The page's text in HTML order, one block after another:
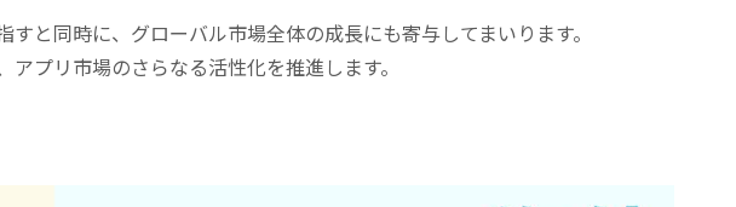
と同時に、グローバル市場全体の成長にも寄与してまいります。
プリ市場のさらなる活性化を推進します。